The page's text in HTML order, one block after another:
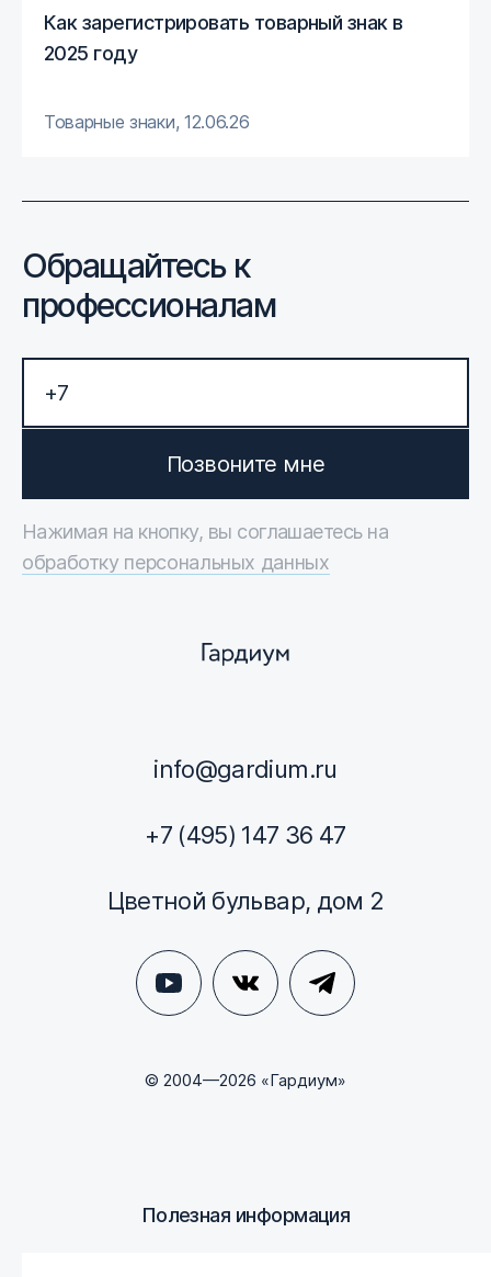
Как зарегистрировать товарный знак в
2025 году
Товарные знаки, 12.06.26
Обращайтесь к
профессионалам
Позвоните мне
Нажимая на кнопку, вы соглашаетесь на
обработку персональных данных
info@gardium.ru
+7 (495) 147 36 47
Цветной бульвар, дом 2
© 2004—2026 «Гардиум»
Полезная информация